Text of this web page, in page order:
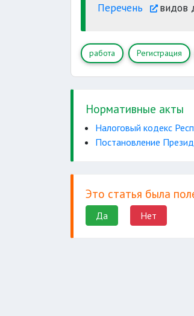
оказывать услуги
заключения
Перечень видов
работа Регистрация
Нормативные акты
Налоговый кодекс
Постановление
Это статья была
Да Нет